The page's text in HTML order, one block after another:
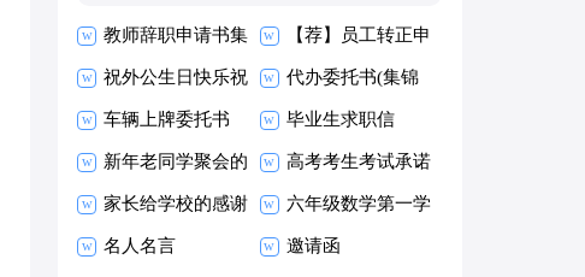
教师辞职申请书集
合15篇
【荐】员工转正申
请书
祝外公生日快乐祝
福语
代办委托书(集锦
15篇)
车辆上牌委托书 毕业生求职信
【热】
新年老同学聚会的
祝酒词
高考考生考试承诺
书15篇
家长给学校的感谢
信
六年级数学第一学
期教学工作总结
名人名言 邀请函